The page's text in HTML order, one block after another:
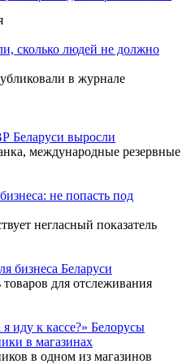
сколько людей не должно
в журнале
Беларуси выросли
международные резервные
не попасть под
негласный показатель
бизнеса Беларуси
для отслеживания
иду к кассе?» Белорусы
в магазинах
в одном из магазинов